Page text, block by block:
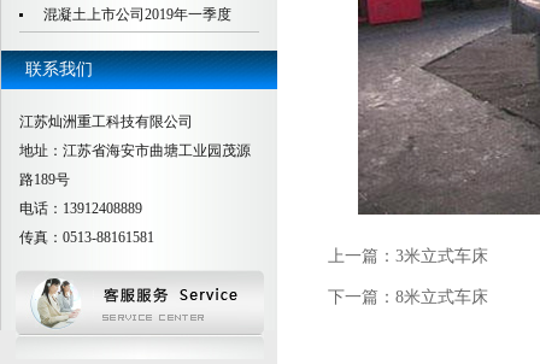
混凝土上市公司2019年一季度
联系我们
江苏灿洲重工科技有限公司
地址：江苏省海安市曲塘工业园茂源
路189号
电话：13912408889
传真：0513-88161581
上一篇： 3米立式车床
下一篇： 8米立式车床